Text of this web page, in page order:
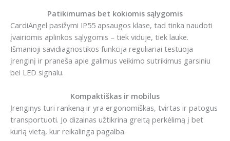
Patikimumas bet kokiomis sąlygomis
CardiAngel pasižymi IP55 apsaugos klase, tad tinka naudoti
įvairiomis aplinkos sąlygomis – tiek viduje, tiek lauke.
Išmanioji savidiagnostikos funkcija reguliariai testuoja
įrenginį ir praneša apie galimus veikimo sutrikimus garsiniu
bei LED signalu.
Kompaktiškas ir mobilus
Įrenginys turi rankeną ir yra ergonomiškas, tvirtas ir patogus
transportuoti. Jo dizainas užtikrina greitą perkėlimą į bet
kurią vietą, kur reikalinga pagalba.